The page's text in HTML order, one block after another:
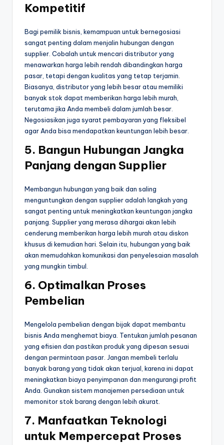
Kompetitif
Bagi pemilik bisnis, kemampuan untuk bernegosiasi
sangat penting dalam menjalin hubungan dengan
supplier. Cobalah untuk mencari distributor yang
menawarkan harga lebih rendah dibandingkan harga
pasar, tetapi dengan kualitas yang tetap terjamin.
Biasanya, distributor yang lebih besar atau memiliki
banyak stok dapat memberikan harga lebih murah,
terutama jika Anda membeli dalam jumlah besar.
Negosiasikan juga syarat pembayaran yang fleksibel
agar Anda bisa mendapatkan keuntungan lebih besar.
5. Bangun Hubungan Jangka
Panjang dengan Supplier
Membangun hubungan yang baik dan saling
menguntungkan dengan supplier adalah langkah yang
sangat penting untuk meningkatkan keuntungan jangka
panjang. Supplier yang merasa dihargai akan lebih
cenderung memberikan harga lebih murah atau diskon
khusus di kemudian hari. Selain itu, hubungan yang baik
akan memudahkan komunikasi dan penyelesaian masalah
yang mungkin timbul.
6. Optimalkan Proses
Pembelian
Mengelola pembelian dengan bijak dapat membantu
bisnis Anda menghemat biaya. Tentukan jumlah pesanan
yang efisien dan pastikan produk yang dipesan sesuai
dengan permintaan pasar. Jangan membeli terlalu
banyak barang yang tidak akan terjual, karena ini dapat
meningkatkan biaya penyimpanan dan mengurangi profit
Anda. Gunakan sistem manajemen persediaan untuk
memonitor stok barang dengan lebih akurat.
7. Manfaatkan Teknologi
untuk Mempercepat Proses